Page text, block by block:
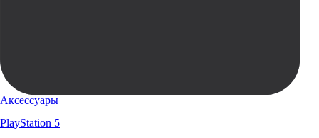
Аксессуары
PlayStation 5